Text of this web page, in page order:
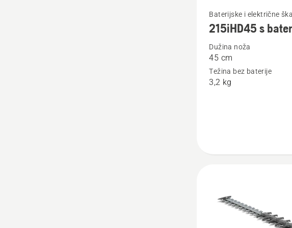
Pogledajte
više
detalja
215iHD45
Baterijske i električne
215iHD45 s
Dužina noža
45 cm
Težina bez baterije
3,2 kg